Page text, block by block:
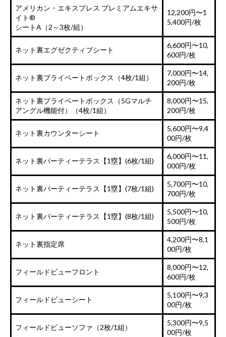
アメリカン・エキスプレス プレミアムエキサ
イト®
シートA（2～3枚/組）
12,200円〜1
5,400円/枚
ネット裏エグゼクティブシート
6,600円〜10,
600円/枚
ネット裏プライベートボックス（4枚/1組）
7,000円〜14,
200円/枚
ネット裏プライベートボックス（5Gマルチ
アングル機能付）（4枚/1組）
8,000円〜15,
200円/枚
ネット裏カウンターシート
5,600円〜9,4
00円/枚
ネット裏パーティーテラス【1塁】(6枚/1組)
6,000円〜11,
000円/枚
ネット裏パーティーテラス【1塁】(7枚/1組)
5,700円〜10,
700円/枚
ネット裏パーティーテラス【1塁】(8枚/1組)
5,500円〜10,
500円/枚
ネット裏指定席
4,200円〜8,1
00円/枚
フィールドビューフロント
8,000円〜12,
600円/枚
フィールドビューシート
5,100円〜9,3
00円/枚
フィールドビューソファ（2枚/1組）
5,300円〜9,5
00円/枚